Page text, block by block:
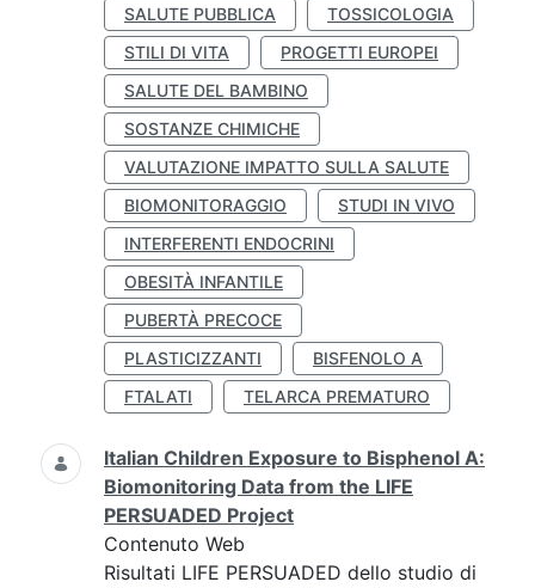
SALUTE PUBBLICA
TOSSICOLOGIA
STILI DI VITA
PROGETTI EUROPEI
SALUTE DEL BAMBINO
SOSTANZE CHIMICHE
VALUTAZIONE IMPATTO SULLA SALUTE
BIOMONITORAGGIO
STUDI IN VIVO
INTERFERENTI ENDOCRINI
OBESITÀ INFANTILE
PUBERTÀ PRECOCE
PLASTICIZZANTI
BISFENOLO A
FTALATI
TELARCA PREMATURO
Italian Children Exposure to Bisphenol A:
Biomonitoring Data from the LIFE
PERSUADED Project
Contenuto Web
Risultati LIFE PERSUADED dello studio di